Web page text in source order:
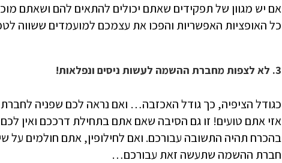
אם יש מגוון של תפקידים שאתם יכולים להתאים להם ושאתם
כל האופציות האפשריות והפכו את עצמכם למועמדים ששווה
3. לא לצפות מחברת ההשמה לעשות ניסים ונפלאות!
כגודל הציפיה, כך גודל האכזבה… ואם נראה לכם שפניה
אזי אתם טועים! זו גם הסיבה שאם אתם בתחילת דרככם ואין
בהכרח תהיה התשובה עבורכם. ואם לחילופין, אתם חולמים על
חברת ההשמה שתעשה זאת עבורכם…